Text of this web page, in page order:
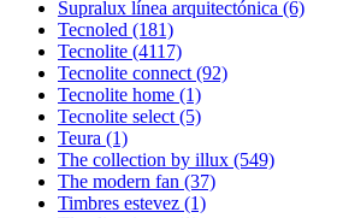
Supralux línea arquitectónica (6)
Tecnoled (181)
Tecnolite (4117)
Tecnolite connect (92)
Tecnolite home (1)
Tecnolite select (5)
Teura (1)
The collection by illux (549)
The modern fan (37)
Timbres estevez (1)